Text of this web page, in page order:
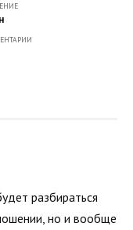
разбираться
но и вообще